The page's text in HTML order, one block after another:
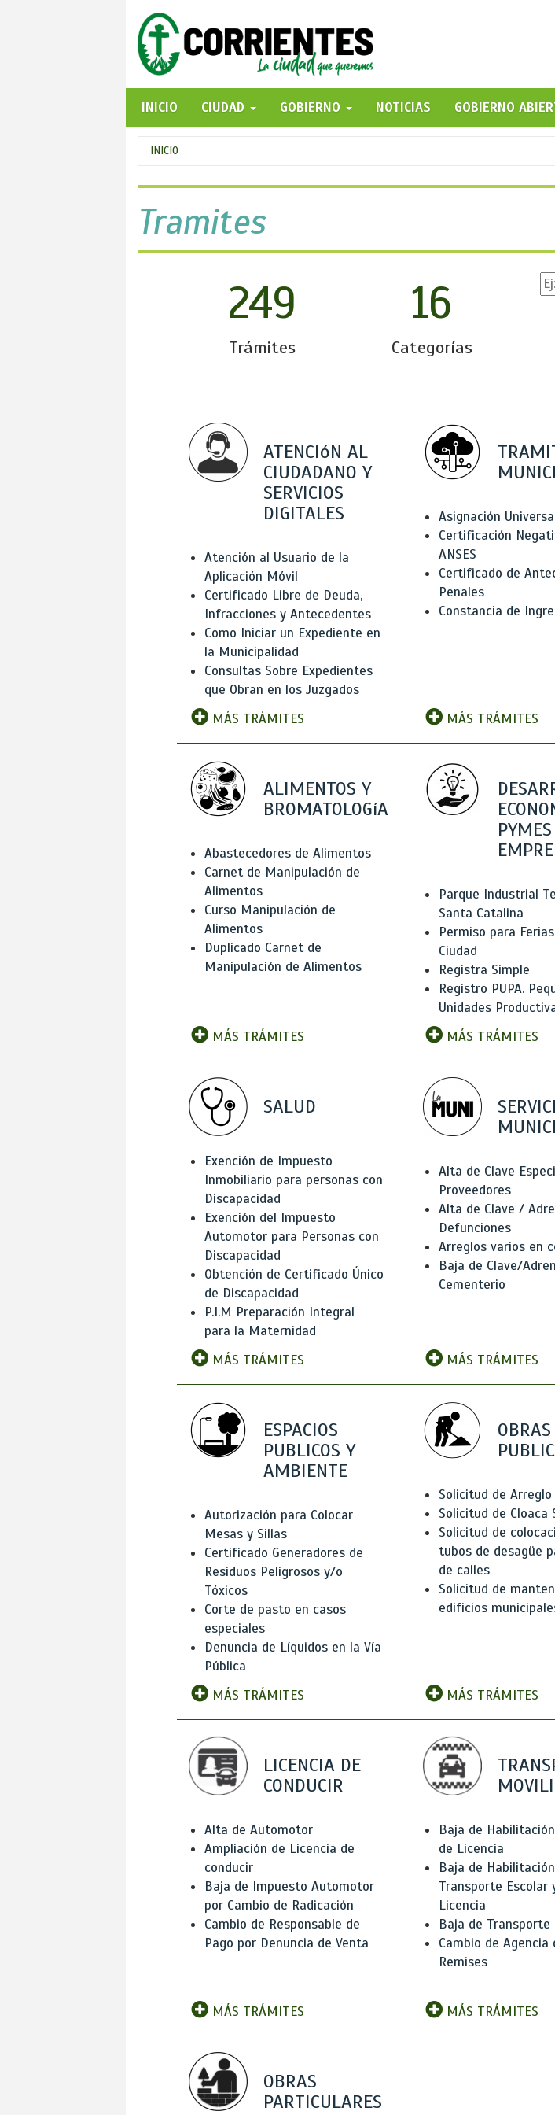
INICIO
CIUDAD GOBIERNO NOTICIAS GOBIERNO
Se
encuentra
usted
aquí
INICIO
Tramites
249
Trámites
16
Categorías
ATENCIóN AL
CIUDADANO Y
SERVICIOS
DIGITALES
Atención al Usuario de la
Aplicación Móvil
Certificado Libre de Deuda,
Infracciones y Antecedentes
Como Iniciar un Expediente en
la Municipalidad
Consultas Sobre Expedientes
que Obran en los Juzgados
MÁS TRÁMITES
Asignación
Certificación
ANSES
Certificado de
Penales
Constancia de
MÁS TRÁMITES
ALIMENTOS Y
BROMATOLOGíA
Abastecedores de Alimentos
Carnet de Manipulación de
Alimentos
Curso Manipulación de
Alimentos
Duplicado Carnet de
Manipulación de Alimentos
MÁS TRÁMITES
Parque Industrial
Santa Catalina
Permiso para
Ciudad
Registra Simple
Registro PUPA.
Unidades
MÁS TRÁMITES
SALUD
Exención de Impuesto
Inmobiliario para personas con
Discapacidad
Exención del Impuesto
Automotor para Personas con
Discapacidad
Obtención de Certificado Único
de Discapacidad
P.I.M Preparación Integral
para la Maternidad
MÁS TRÁMITES
Alta de Clave
Proveedores
Alta de Clave /
Defunciones
Arreglos varios en
Baja de Clave/
Cementerio
MÁS TRÁMITES
ESPACIOS
PUBLICOS Y
AMBIENTE
Autorización para Colocar
Mesas y Sillas
Certificado Generadores de
Residuos Peligrosos y/o
Tóxicos
Corte de pasto en casos
especiales
Denuncia de Líquidos en la Vía
Pública
MÁS TRÁMITES
OBRAS
Solicitud de
Solicitud de Cloaca
Solicitud de
tubos de desagüe
de calles
Solicitud de
edificios
MÁS TRÁMITES
LICENCIA DE
CONDUCIR
Alta de Automotor
Ampliación de Licencia de
conducir
Baja de Impuesto Automotor
por Cambio de Radicación
Cambio de Responsable de
Pago por Denuncia de Venta
MÁS TRÁMITES
Baja de
de Licencia
Baja de
Transporte Escolar
Licencia
Baja de Transporte
Cambio de Agencia
Remises
MÁS TRÁMITES
OBRAS
PARTICULARES